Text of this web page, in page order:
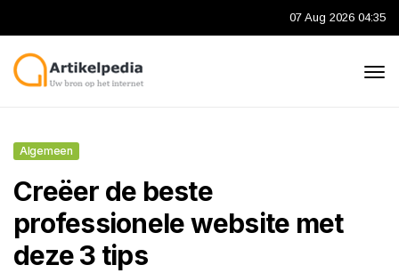
07 Aug 2026 04:35
Algemeen
Creëer de beste
professionele website met
deze 3 tips